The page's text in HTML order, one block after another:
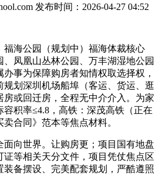
发布时间：2026-04-27 04:52
海公园（规划中）福海体裁核心
、凤凰山丛林公园、万丰湖湿地公园
事为保障购房者知情权取选择权，
划深圳机场船埠（客运、货运、逛
或回迁房，全程无中介介入。为家
积率≤4.8，高铁：深茂高铁（正在
合同》范本等焦点材料。
向世界。让购房更；项目国有地盘
等相关天分文件，项目凭仗焦点区
备摆设、完美配套规划，严酷遵照